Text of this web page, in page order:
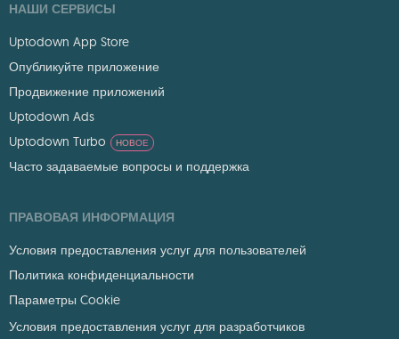
НАШИ СЕРВИСЫ
Uptodown App Store
Опубликуйте приложение
Продвижение приложений
Uptodown Ads
Uptodown Turbo
НОВОЕ
Часто задаваемые вопросы и поддержка
ПРАВОВАЯ ИНФОРМАЦИЯ
Условия предоставления услуг для пользователей
Политика конфиденциальности
Параметры Cookie
Условия предоставления услуг для разработчиков